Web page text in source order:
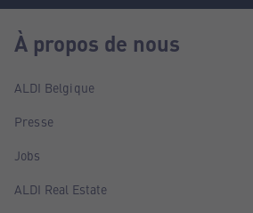
À propos de nous
ALDI Belgique
Presse
Jobs
ALDI Real Estate